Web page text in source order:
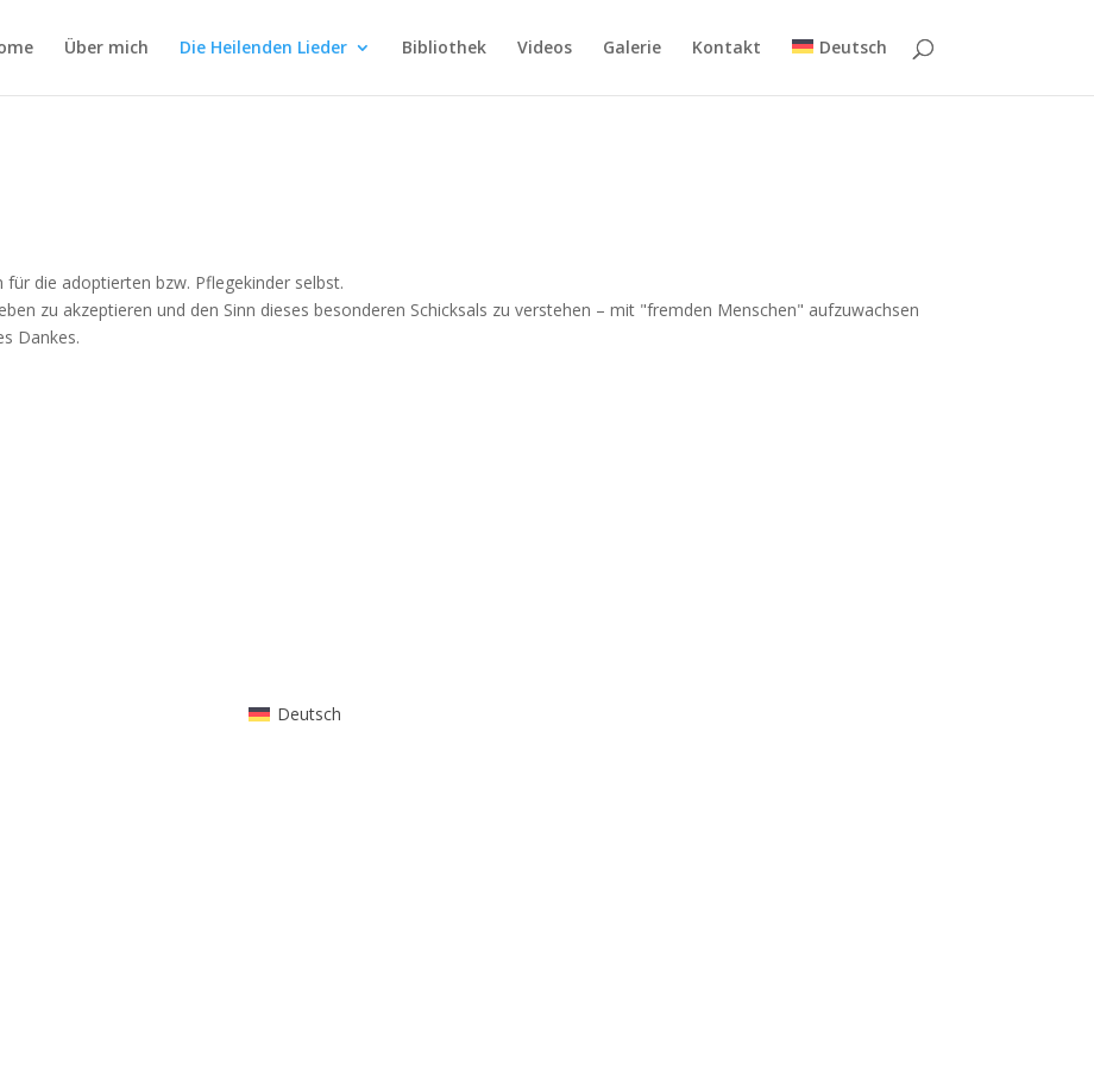
Über mich Die Heilenden Lieder Bibliothek Videos Galerie Kontakt Deutsch
die adoptierten bzw. Pflegekinder selbst.
zu akzeptieren und den Sinn dieses besonderen Schicksals zu verstehen – mit "fremden Menschen" aufzuwachsen
Dankes.
Deutsch